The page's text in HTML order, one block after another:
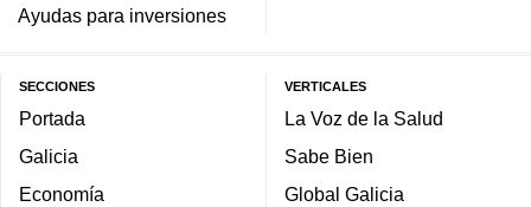
Ayudas para inversiones
SECCIONES
Portada
Galicia
Economía
VERTICALES
La Voz de la Salud
Sabe Bien
Global Galicia